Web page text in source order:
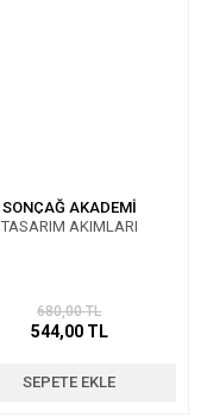
SONÇAĞ AKADEMİ
TASARIM AKIMLARI
680,00 TL
544,00 TL
SEPETE EKLE